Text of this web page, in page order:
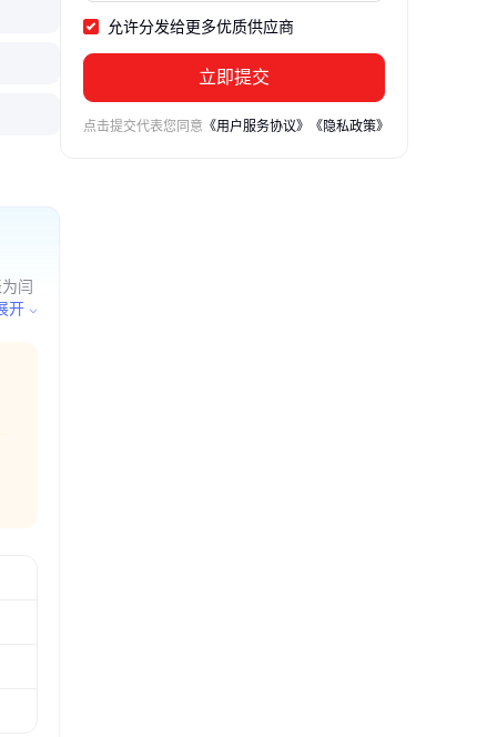
闫
项
开
允许分发给更多优质供应商
立即提交
点击提交代表您同意 《用户服务协议》 《隐私政策》